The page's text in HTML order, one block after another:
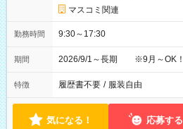
マスコミ関連
勤務時間 9:30～17:30
期間 2026/9/1～長期 ※9月～OK！
特徴 履歴書不要 / 服装自由
気になる！ 応募する